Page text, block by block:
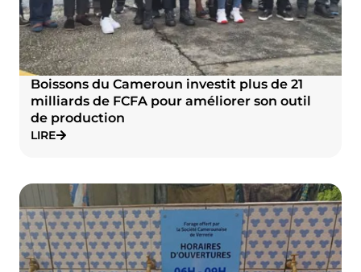
Boissons du Cameroun investit plus de 21
milliards de FCFA pour améliorer son outil
de production
LIRE